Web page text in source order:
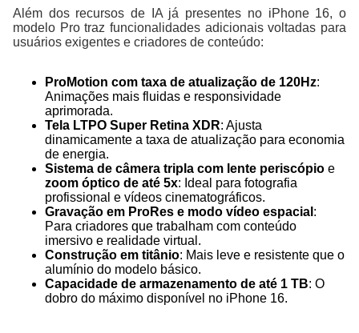
Além dos recursos de IA já presentes no iPhone 16, o
modelo Pro traz funcionalidades adicionais voltadas para
usuários exigentes e criadores de conteúdo:
ProMotion com taxa de atualização de 120Hz:
Animações mais fluidas e responsividade
aprimorada.
Tela LTPO Super Retina XDR: Ajusta
dinamicamente a taxa de atualização para economia
de energia.
Sistema de câmera tripla com lente periscópio e
zoom óptico de até 5x: Ideal para fotografia
profissional e vídeos cinematográficos.
Gravação em ProRes e modo vídeo espacial :
Para criadores que trabalham com conteúdo
imersivo e realidade virtual.
Construção em titânio: Mais leve e resistente que o
alumínio do modelo básico.
Capacidade de armazenamento de até 1 TB: O
dobro do máximo disponível no iPhone 16.